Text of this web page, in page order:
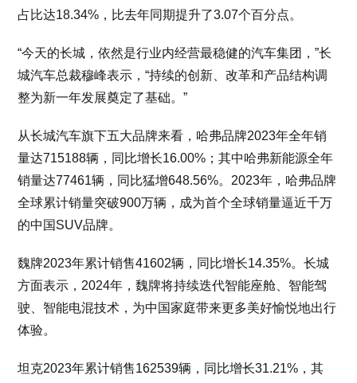
占比达18.34%，比去年同期提升了3.07个百分点。
“今天的长城，依然是行业内经营最稳健的汽车集团，”长
城汽车总裁穆峰表示，“持续的创新、改革和产品结构调
整为新一年发展奠定了基础。”
从长城汽车旗下五大品牌来看，哈弗品牌2023年全年销
量达715188辆，同比增长16.00%；其中哈弗新能源全年
销量达77461辆，同比猛增648.56%。2023年，哈弗品牌
全球累计销量突破900万辆，成为首个全球销量逼近千万
的中国SUV品牌。
魏牌2023年累计销售41602辆，同比增长14.35%。长城
方面表示，2024年，魏牌将持续迭代智能座舱、智能驾
驶、智能电混技术，为中国家庭带来更多美好愉悦地出行
体验。
坦克2023年累计销售162539辆，同比增长31.21%，其